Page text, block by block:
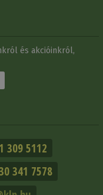
és akcióinkról,
309 5112
341 7578